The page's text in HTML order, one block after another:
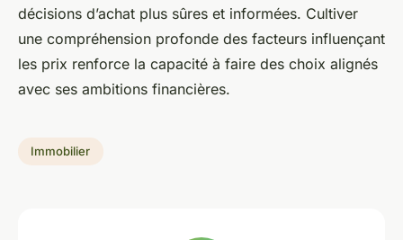
décisions d’achat plus sûres et informées. Cultiver
une compréhension profonde des facteurs influençant
les prix renforce la capacité à faire des choix alignés
avec ses ambitions financières.
Immobilier